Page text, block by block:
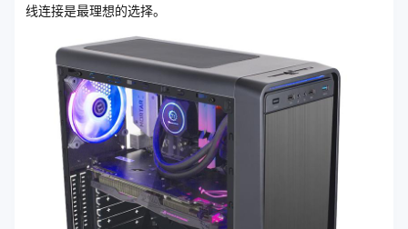
线连接是最理想的选择。